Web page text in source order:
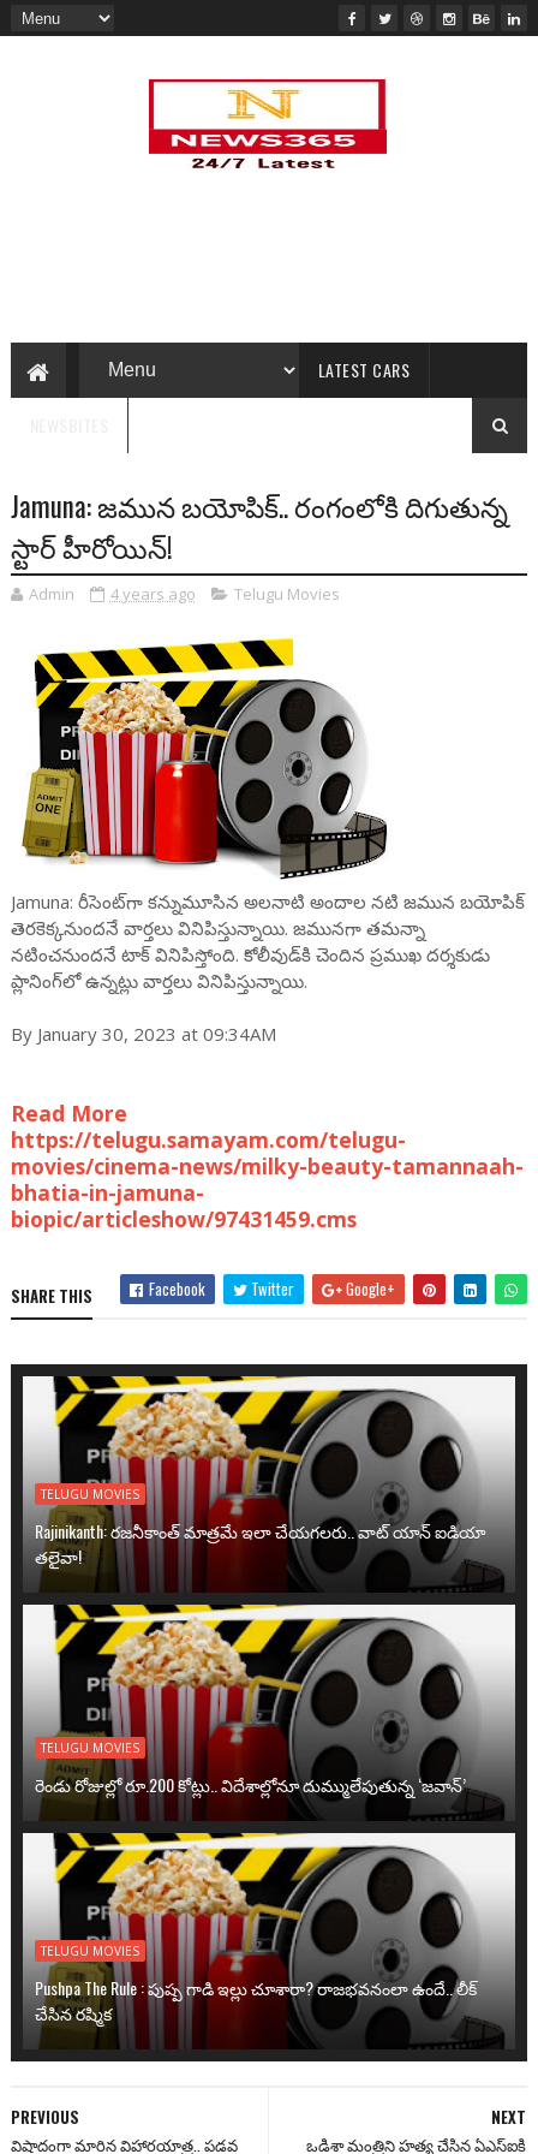
LATEST CARS
Jamuna: జ‌మున బ‌యోపిక్‌.. రంగంలోకి దిగుతున్న
స్టార్ హీరోయిన్!
Admin 4 years ago Telugu Movies
Jamuna: రీసెంట్‌గా క‌న్నుమూసిన అల‌నాటి అందాల న‌టి జ‌మున బయోపిక్
తెర‌కెక్క‌నుంద‌నే వార్త‌లు వినిపిస్తున్నాయి. జ‌మున‌గా త‌మ‌న్నా
న‌టించ‌నుంద‌నే టాక్ వినిపిస్తోంది. కోలీవుడ్‌కి చెందిన ప్రముఖ దర్శకుడు
ప్లానింగ్‌లో ఉన్నట్లు వార్తలు వినిపిస్తున్నాయి.
By January 30, 2023 at 09:34AM
Read More
https://telugu.samayam.com/telugu-
movies/cinema-news/milky-beauty-tamannaah-
bhatia-in-jamuna-
biopic/articleshow/97431459.cms
SHARE THIS Facebook Twitter Google+
TELUGU MOVIES
Rajinikanth: రజనీకాంత్ మాత్రమే ఇలా చేయగలరు.. వాట్ యాన్ ఐడియా
తలైవా!
TELUGU MOVIES
రెండు రోజుల్లో రూ.200 కోట్లు.. విదేశాల్లోనూ దుమ్ములేపుతున్న ‘జవాన్’
TELUGU MOVIES
Pushpa The Rule : పుష్ప గాడి ఇల్లు చూశారా? రాజభవనంలా ఉందే.. లీక్
చేసిన రష్మిక
NEXT
ఒడిశా మంత్రిని హత్య చేసిన ఏఎస్ఐకి
PREVIOUS
విషాదంగా మారిన విహారయాత్ర.. పడవ